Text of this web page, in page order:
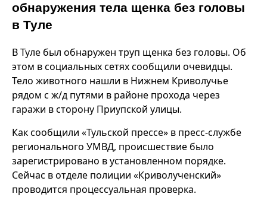
обнаружения тела щенка без головы
в Туле
В Туле был обнаружен труп щенка без головы. Об
этом в социальных сетях сообщили очевидцы.
Тело животного нашли в Нижнем Криволучье
рядом с ж/д путями в районе прохода через
гаражи в сторону Приупской улицы.
Как сообщили «Тульской прессе» в пресс-службе
регионального УМВД, происшествие было
зарегистрировано в установленном порядке.
Сейчас в отделе полиции «Криволученский»
проводится процессуальная проверка.